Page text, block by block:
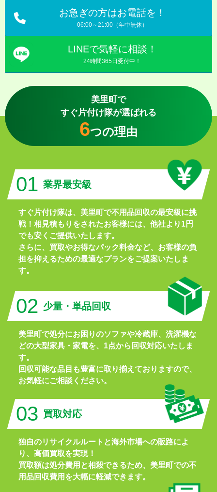
お急ぎの方はお電話を！
06:00～21:00（年中無休）
LINEで気軽に相談！
24時間365日受付中！
美里町で
すぐ片付け隊が選ばれる
6つの理由
01 業界最安級
すぐ片付け隊は、美里町で不用品回収の最安級に挑
戦！相見積もりをされたお客様には、他社より1円
でも安くご提供いたします。
さらに、買取やお得なパック料金など、お客様の負
担を抑えるための最適なプランをご提案いたしま
す。
02 少量・単品回収
美里町で処分にお困りのソファや冷蔵庫、洗濯機な
どの大型家具・家電を、1点から回収対応いたしま
す。
回収可能な品目も豊富に取り揃えておりますので、
お気軽にご相談ください。
03 買取対応
独自のリサイクルルートと海外市場への販路によ
り、高価買取を実現！
買取額は処分費用と相殺できるため、美里町での不
用品回収費用を大幅に軽減できます。